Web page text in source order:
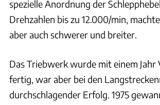
spezielle Anordnung der
Drehzahlen bis zu 12.000/min,
aber auch schwerer und breiter.
Das Triebwerk wurde mit einem Jahr
fertig, war aber bei den
durchschlagender Erfolg. 1975